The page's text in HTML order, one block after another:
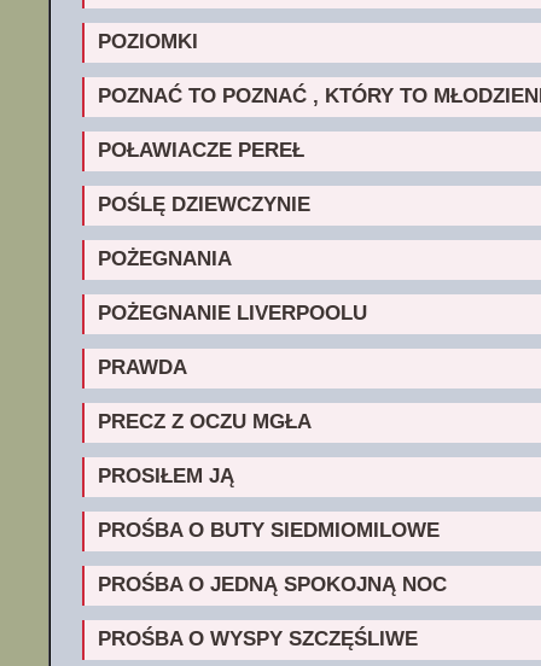
POZIOMKI
POZNAĆ TO POZNAĆ , KTÓRY TO
POŁAWIACZE PEREŁ
POŚLĘ DZIEWCZYNIE
POŻEGNANIA
POŻEGNANIE LIVERPOOLU
PRAWDA
PRECZ Z OCZU MGŁA
PROSIŁEM JĄ
PROŚBA O BUTY SIEDMIOMILOWE
PROŚBA O JEDNĄ SPOKOJNĄ NOC
PROŚBA O WYSPY SZCZĘŚLIWE